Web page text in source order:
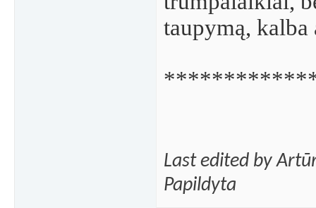
taupymą,
Last edited by
Papildyta